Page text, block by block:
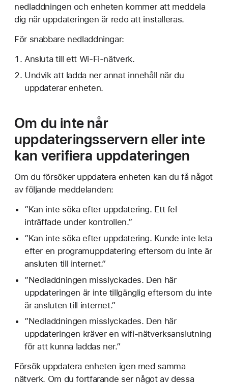
nedladdningen och enheten kommer att meddela
dig när uppdateringen är redo att installeras.
För snabbare nedladdningar:
Ansluta till ett Wi-Fi-nätverk.
Undvik att ladda ner annat innehåll när du
uppdaterar enheten.
Om du inte når
uppdateringsservern eller inte
kan verifiera uppdateringen
Om du försöker uppdatera enheten kan du få något
av följande meddelanden:
”Kan inte söka efter uppdatering. Ett fel
inträffade under kontrollen.”
”Kan inte söka efter uppdatering. Kunde inte leta
efter en programuppdatering eftersom du inte är
ansluten till internet.”
”Nedladdningen misslyckades. Den här
uppdateringen är inte tillgänglig eftersom du inte
är ansluten till internet.”
”Nedladdningen misslyckades. Den här
uppdateringen kräver en wifi-nätverksanslutning
för att kunna laddas ner.”
Försök uppdatera enheten igen med samma
nätverk. Om du fortfarande ser något av dessa